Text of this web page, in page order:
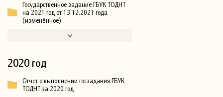
Государственное задание ГБУК ТОДНТ
на 2021 год от 13.12.2021 года
(изменённое)
2020 год
Отчет о выполнении госзадания ГБУК
ТОДНТ за 2020 год